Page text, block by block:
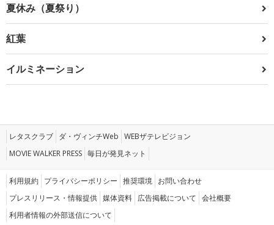
夏休み（夏祭り）
紅葉
イルミネーション
レタスクラブ ダ・ヴィンチWeb WEBザテレビジョン
MOVIE WALKER PRESS 毎日が発見ネット
利用規約 プライバシーポリシー 推奨環境 お問い合わせ
プレスリリース・情報提供 媒体資料 広告掲載について 会社概要
利用者情報の外部送信について